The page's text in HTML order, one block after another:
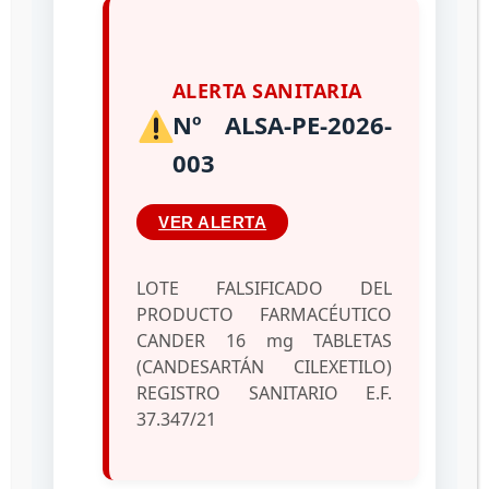
internacional de
Sistemas
Reguladores de
Medicamentos
ALERTA SANITARIA
Nº ALSA-PE-2026-
003
VER ALERTA
LOTE FALSIFICADO DEL
PRODUCTO FARMACÉUTICO
CANDER 16 mg TABLETAS
(CANDESARTÁN CILEXETILO)
REGISTRO SANITARIO E.F.
37.347/21